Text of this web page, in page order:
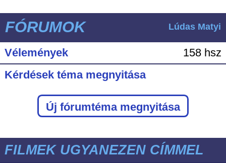
FÓRUMOK Lúdas Matyi
Vélemények
158 hsz
Kérdések téma megnyitása
Új fórumtéma megnyitása
FILMEK UGYANEZEN CÍMMEL